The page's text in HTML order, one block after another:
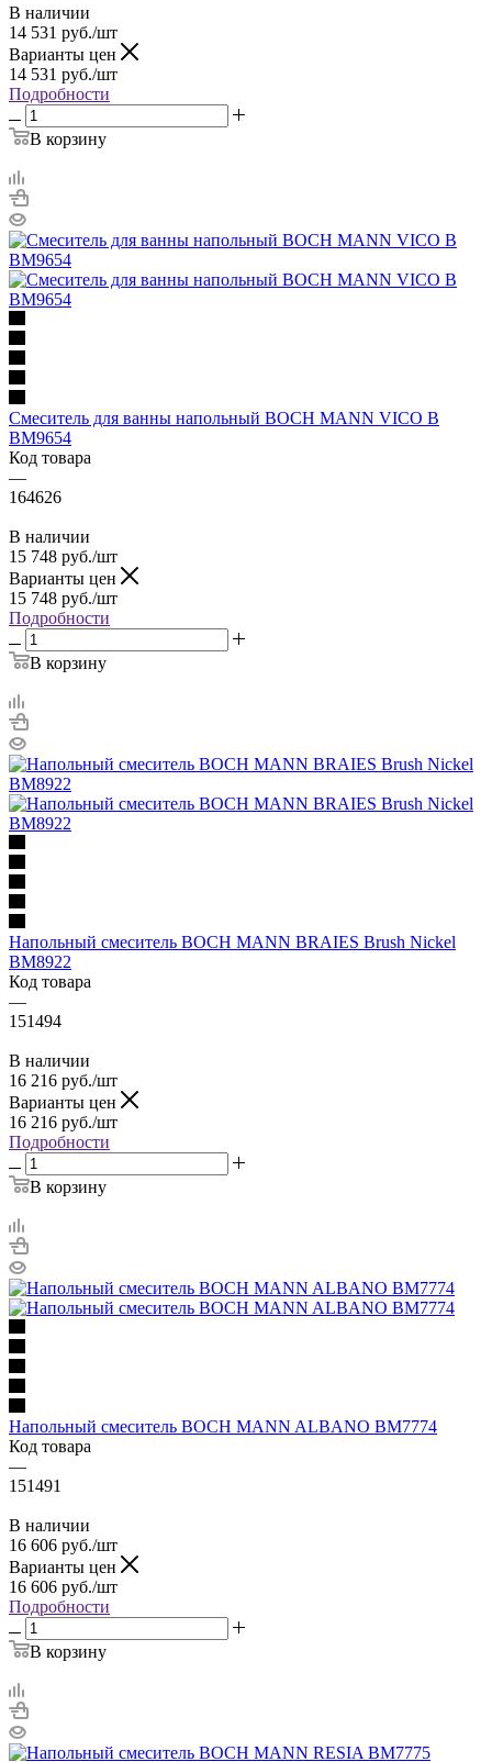
В наличии
14 531 руб./шт
Варианты цен
14 531 руб./шт
Подробности
В корзину
Смеситель для ванны напольный BOCH MANN VICO B
BM9654
Код товара
—
164626
В наличии
15 748 руб./шт
Варианты цен
15 748 руб./шт
Подробности
В корзину
Напольный смеситель BOCH MANN BRAIES Brush Nickel
BM8922
Код товара
—
151494
В наличии
16 216 руб./шт
Варианты цен
16 216 руб./шт
Подробности
В корзину
Напольный смеситель BOCH MANN ALBANO BM7774
Код товара
—
151491
В наличии
16 606 руб./шт
Варианты цен
16 606 руб./шт
Подробности
В корзину